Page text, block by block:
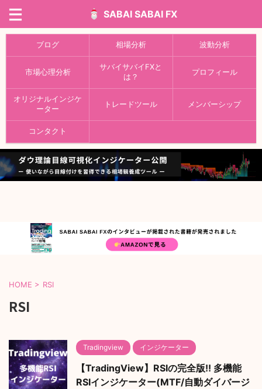
SABAI SABAI FX
ブログ 相場分析 波動分析
市場心理分析
サバイサバイFXと
は？
プロフィール
オリジナルインジケ
ーター
トレードツール メンバーシップ
コンタクト
HOME > RSI
RSI
Tradingview インジケーター
【TradingView】RSIの完全版!! 多機能
RSIインジケーター(MTF/自動ダイバージ